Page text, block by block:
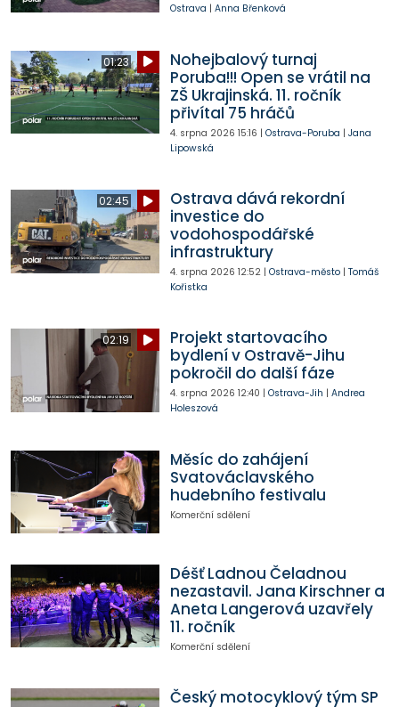
Ostrava | Anna Břenková
01:23
Nohejbalový turnaj
Poruba!!! Open se vrátil na
ZŠ Ukrajinská. 11. ročník
přivítal 75 hráčů
4. srpna 2026 15:16 | Ostrava-Poruba | Jana
Lipowská
02:45
Ostrava dává rekordní
investice do
vodohospodářské
infrastruktury
4. srpna 2026 12:52| Ostrava-město| Tomáš
Kořistka
02:19
Projekt startovacího
bydlení v Ostravě-Jihu
pokročil do další fáze
4. srpna 2026 12:40 | Ostrava-Jih | Andrea
Holeszová
Měsíc do zahájení
Svatováclavského
hudebního festivalu
Komerční sdělení
Déšť Ladnou Čeladnou
nezastavil. Jana Kirschner a
Aneta Langerová uzavřely
11. ročník
Komerční sdělení
Český motocyklový tým SP